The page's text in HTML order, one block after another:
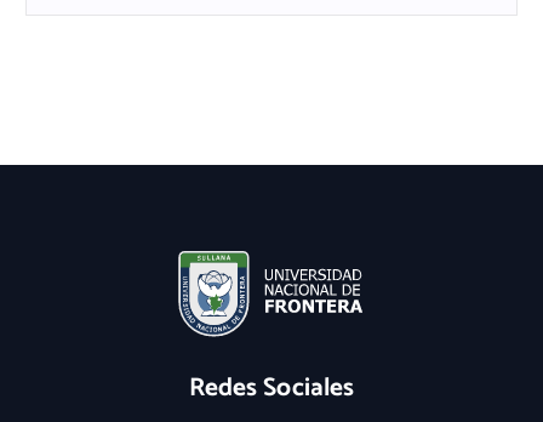
Redes Sociales